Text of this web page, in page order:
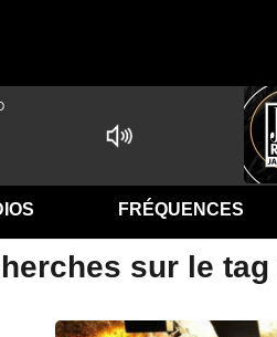
FRÉQUENCES
sur le